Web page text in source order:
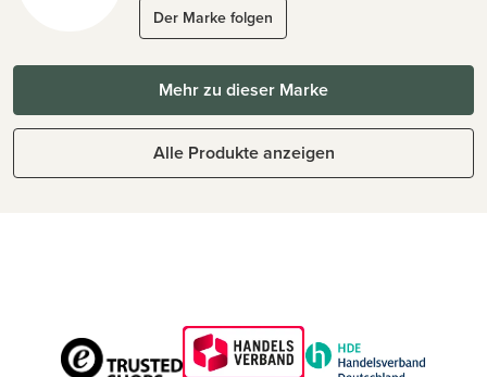
Der Marke folgen
Mehr zu dieser Marke
Alle Produkte anzeigen